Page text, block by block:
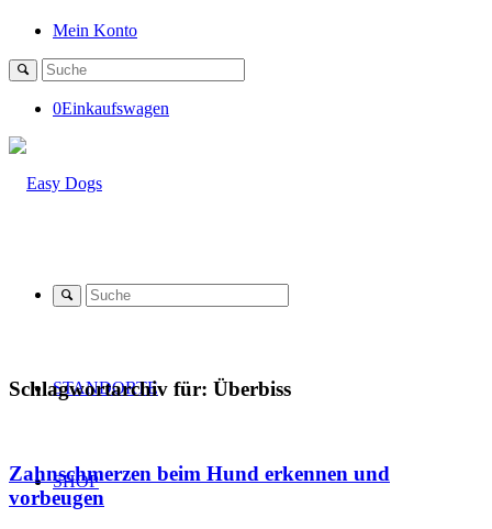
Mein Konto
0Einkaufswagen
STANDORTE
SHOP
Schlagwortarchiv für: Überbiss
Zahnschmerzen beim Hund erkennen und
vorbeugen